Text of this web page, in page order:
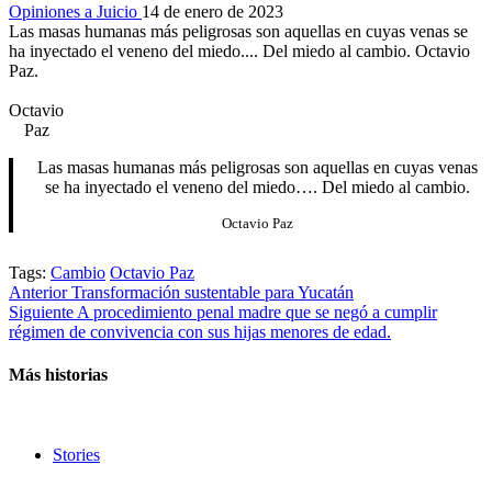
Opiniones a Juicio 14 de enero de 2023
Las masas humanas más peligrosas son aquellas en cuyas venas se
ha inyectado el veneno del miedo.... Del miedo al cambio. Octavio
Paz.
Octavio
Paz
Las masas humanas más peligrosas son aquellas en cuyas venas
se ha inyectado el veneno del miedo…. Del miedo al cambio.
Octavio Paz
Tags: Cambio Octavio Paz
Post
navigation
AnteriorTransformación sustentable para Yucatán
Siguiente A procedimiento penal madre que se negó a cumplir
régimen de convivencia con sus hijas menores de edad.
Más historias
Stories